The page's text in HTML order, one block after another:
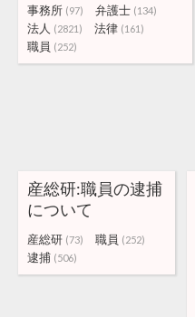
事務所 (97) 弁護士 (134)
法人 (2821) 法律 (161)
職員 (252)
産総研:職員の逮捕
について
産総研 (73) 職員 (252)
逮捕 (506)